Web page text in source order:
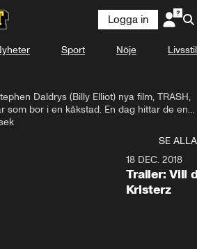
Logga in
Sport Nöje Livsstil
Daldrys (Billy Elliot) nya film, TRASH,
som bor i en kåkstad. En dag hittar de en
jobbar. Plånbokens innehåll är det dock
på jakt efter och pojkarna befinner sig
Janeiro. Richard Curtis (Love Actually) har
SE ALLA
18 DEC. 2018
Trailer: Vill
Kristerz